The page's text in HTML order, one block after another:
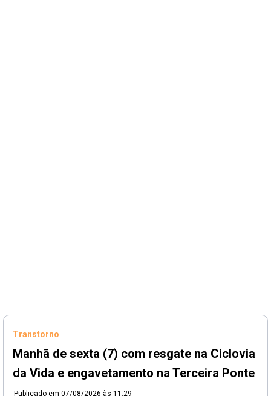
Transtorno
Manhã de sexta (7) com resgate na Ciclovia
da Vida e engavetamento na Terceira Ponte
Publicado em 07/08/2026 às 11:29